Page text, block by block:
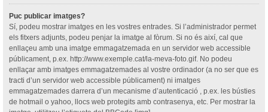
Puc publicar imatges?
Sí, podeu mostrar imatges en les vostres entrades. Si l’administrador permet
els fitxers adjunts, podeu penjar la imatge al fòrum. Si no és així, cal que
enllaçeu amb una imatge emmagatzemada en un servidor web accessible
públicament, p.ex. http://www.exemple.cat/la-meva-foto.gif. No podeu
enllaçar amb imatges emmagatzemades al vostre ordinador (a no ser que es
tracti d’un servidor web accessible públicament) ni imatges
emmagatzemades darrera d’un mecanisme d’autenticació , p.ex. les bústies
de hotmail o yahoo, llocs web protegits amb contrasenya, etc. Per mostrar la